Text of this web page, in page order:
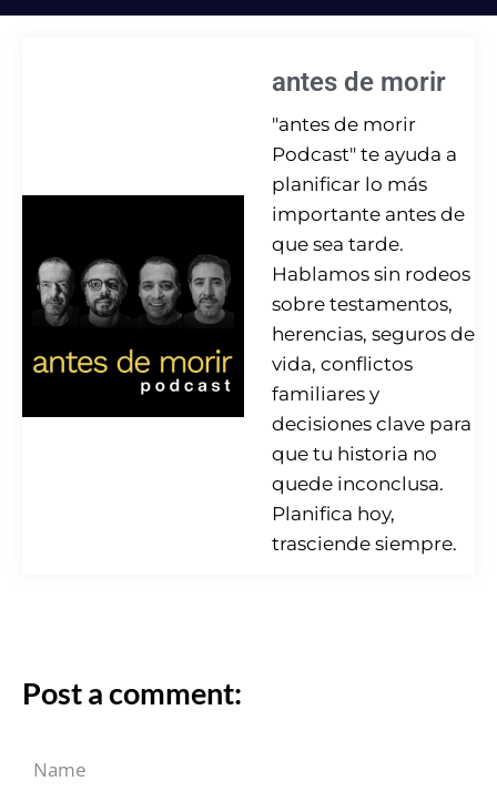
antes de morir
"antes de morir
Podcast" te ayuda a
planificar lo más
importante antes de
que sea tarde.
Hablamos sin rodeos
sobre testamentos,
herencias, seguros de
vida, conflictos
familiares y
decisiones clave para
que tu historia no
quede inconclusa.
Planifica hoy,
trasciende siempre.
Post a comment: